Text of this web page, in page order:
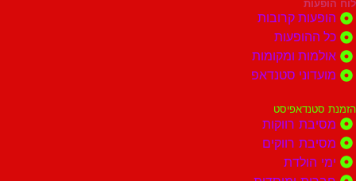
קרובות
ומקומות
סטנדאפ
רווקות
רווקים